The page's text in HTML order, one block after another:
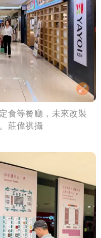
食等餐廳，未來改裝
莊偉祺攝